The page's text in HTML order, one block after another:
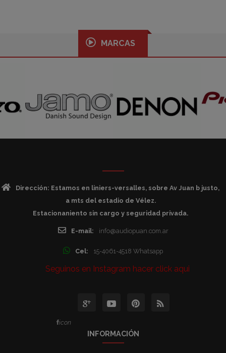
MARCAS
Dirección: Estamos en liniers-versalles, sobre Av Juan b justo,
a mts del estadio de Vélez.
Estacionaniento sin cargo y seguridad privada.
E-mail: info@audiopuan.com.ar
Cel: 15-4061-4518 Whatsapp
Seguinos en Instagram hacer click aqui
icon
INFORMACIÓN